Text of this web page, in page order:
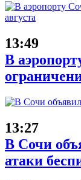
13:49
В
13:27
В Сочи
атаки